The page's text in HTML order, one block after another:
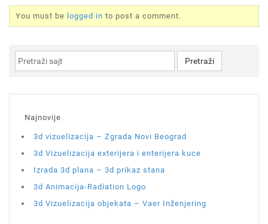
You must be logged in to post a comment.
Najnovije
3d vizuelizacija – Zgrada Novi Beograd
3d Vizuelizacija exterijera i enterijera kuce
Izrada 3d plana – 3d prikaz stana
3d Animacija-Radiation Logo
3d Vizuelizacija objekata – Vaer Inženjering